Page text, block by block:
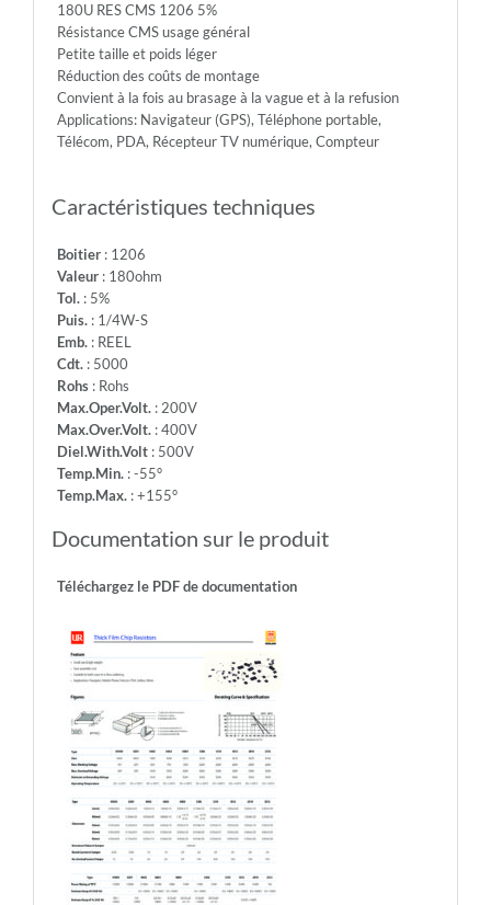
-55°
-
Temp.Max.:
+155°
180U RES CMS 1206 5%
Résistance CMS usage général
Petite taille et poids léger
Réduction des coûts de montage
Convient à la fois au brasage à la vague et à la refusion
Applications: Navigateur (GPS), Téléphone portable,
Télécom, PDA, Récepteur TV numérique, Compteur
Caractéristiques techniques
Boitier: 1206
Valeur: 180ohm
Tol.: 5%
Puis.: 1/4W-S
Emb.: REEL
Cdt.: 5000
Rohs: Rohs
Max.Oper.Volt.: 200V
Max.Over.Volt.: 400V
Diel.With.Volt: 500V
Temp.Min.: -55°
Temp.Max.: +155°
Documentation sur le produit
Téléchargez le PDF de documentation